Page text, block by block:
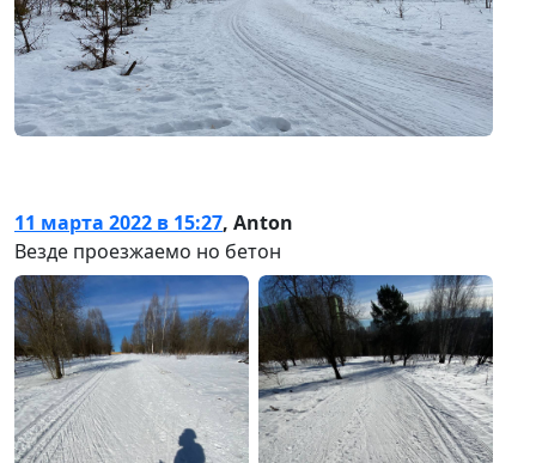
11 марта 2022 в 15:27, Anton
Везде проезжаемо но бетон